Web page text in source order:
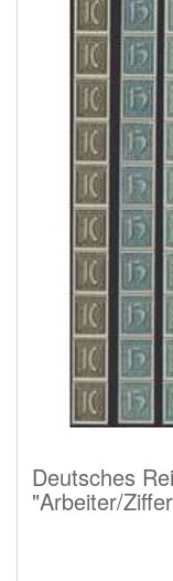
Deutsches
"Arbeiter/